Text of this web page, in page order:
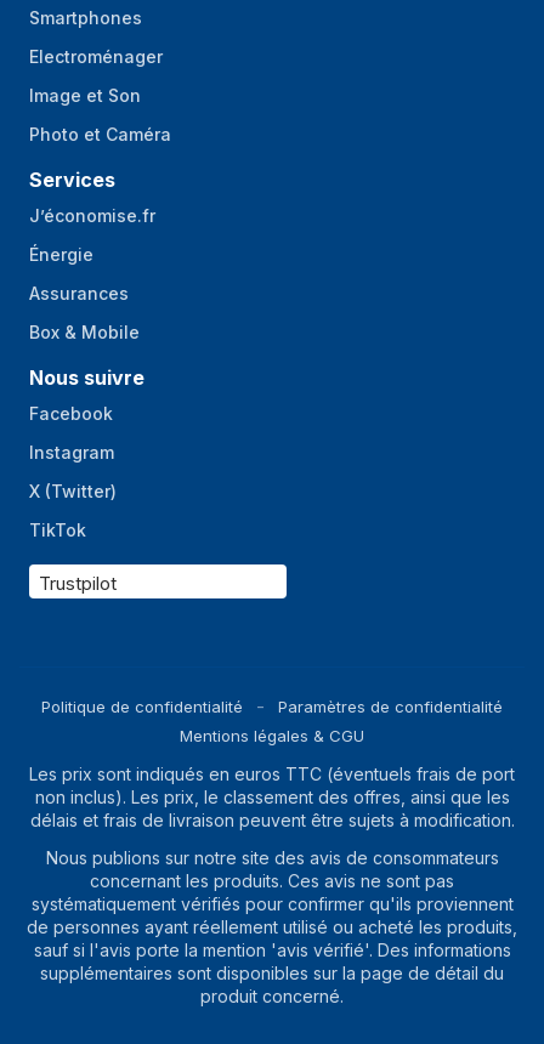
Smartphones
Electroménager
Image et Son
Photo et Caméra
Services
J’économise.fr
Énergie
Assurances
Box & Mobile
Nous suivre
Facebook
Instagram
X (Twitter)
TikTok
Trustpilot
Politique de confidentialité
Paramètres de confidentialité
Mentions légales & CGU
Les prix sont indiqués en euros TTC (éventuels frais de port
non inclus). Les prix, le classement des offres, ainsi que les
délais et frais de livraison peuvent être sujets à modification.
Nous publions sur notre site des avis de consommateurs
concernant les produits. Ces avis ne sont pas
systématiquement vérifiés pour confirmer qu'ils proviennent
de personnes ayant réellement utilisé ou acheté les produits,
sauf si l'avis porte la mention 'avis vérifié'. Des informations
supplémentaires sont disponibles sur la page de détail du
produit concerné.